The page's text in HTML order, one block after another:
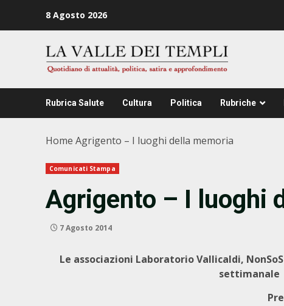
8 Agosto 2026
Rubrica Salute Cultura Politica Rubriche
Home Agrigento – I luoghi della memoria
Comunicati Stampa
Agrigento – I luoghi
7 Agosto 2014
Le associazioni Laboratorio Vallicaldi,
settimanale